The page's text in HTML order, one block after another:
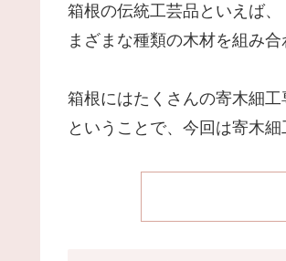
箱根の伝統工芸品といえば
まざまな種類の木材を組み
箱根にはたくさんの寄木細
ということで、今回は寄木